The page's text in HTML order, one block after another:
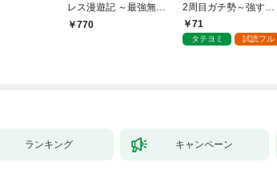
レス漫遊記 ～最強無双
のおじさんはあらゆる
770
2周目ガチ勢～強すぎ
てゲームバランスを破
壊した～
71
タテヨミ 試読フル
ランキング キャンペーン